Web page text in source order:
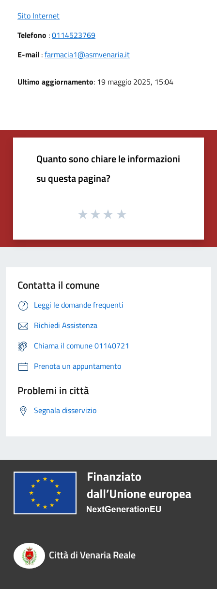
Sito Internet
Telefono :0114523769
E-mail :farmacia1@asmvenaria.it
Ultimo aggiornamento: 19 maggio 2025, 15:04
Quanto sono chiare le informazioni
su questa pagina?
Contatta il comune
Leggi le domande frequenti
Richiedi Assistenza
Chiama il comune 01140721
Prenota un appuntamento
Problemi in città
Segnala disservizio
Città di Venaria Reale